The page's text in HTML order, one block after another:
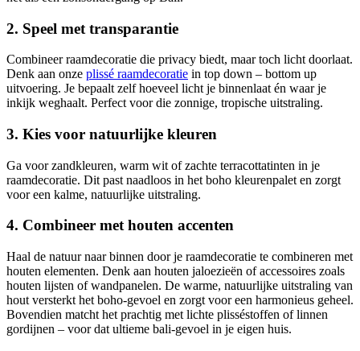
2. Speel met transparantie
Combineer raamdecoratie die privacy biedt, maar toch licht doorlaat.
Denk aan onze plissé raamdecoratie in top down – bottom up
uitvoering. Je bepaalt zelf hoeveel licht je binnenlaat én waar je
inkijk weghaalt. Perfect voor die zonnige, tropische uitstraling.
3. Kies voor natuurlijke kleuren
Ga voor zandkleuren, warm wit of zachte terracottatinten in je
raamdecoratie. Dit past naadloos in het boho kleurenpalet en zorgt
voor een kalme, natuurlijke uitstraling.
4. Combineer met houten accenten
Haal de natuur naar binnen door je raamdecoratie te combineren met
houten elementen. Denk aan houten jaloezieën of accessoires zoals
houten lijsten of wandpanelen. De warme, natuurlijke uitstraling van
hout versterkt het boho-gevoel en zorgt voor een harmonieus geheel.
Bovendien matcht het prachtig met lichte plisséstoffen of linnen
gordijnen – voor dat ultieme bali-gevoel in je eigen huis.